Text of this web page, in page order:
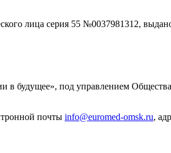
лица серия 55 №0037981312,
будущее», под управлением
почты info@euromed-omsk.ru,